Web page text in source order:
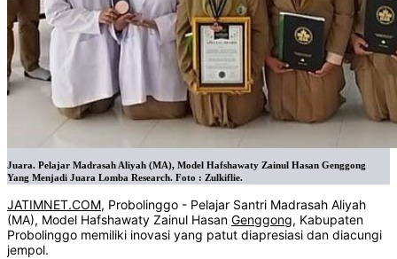
Juara. Pelajar Madrasah Aliyah (MA), Model Hafshawaty Zainul Hasan Genggong
Yang Menjadi Juara Lomba Research. Foto : Zulkiflie.
JATIMNET.COM, Probolinggo - Pelajar Santri Madrasah Aliyah
(MA), Model Hafshawaty Zainul Hasan Genggong, Kabupaten
Probolinggo memiliki inovasi yang patut diapresiasi dan diacungi
jempol.